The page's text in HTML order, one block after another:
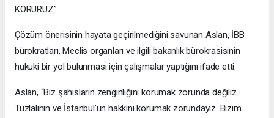
KORURUZ”
Çözüm önerisinin hayata geçirilmediğini savunan Aslan, İBB
bürokratları, Meclis organları ve ilgili bakanlık bürokrasisinin
hukuki bir yol bulunması için çalışmalar yaptığını ifade etti.
Aslan, “Biz şahısların zenginliğini korumak zorunda değiliz.
Tuzlalının ve İstanbul’un hakkını korumak zorundayız. Bizim